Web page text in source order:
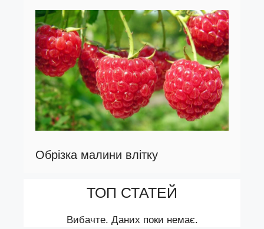
Обрізка малини влітку
ТОП СТАТЕЙ
Вибачте. Даних поки немає.